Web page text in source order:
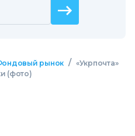
рынок / «Укрпочта»
(фото)